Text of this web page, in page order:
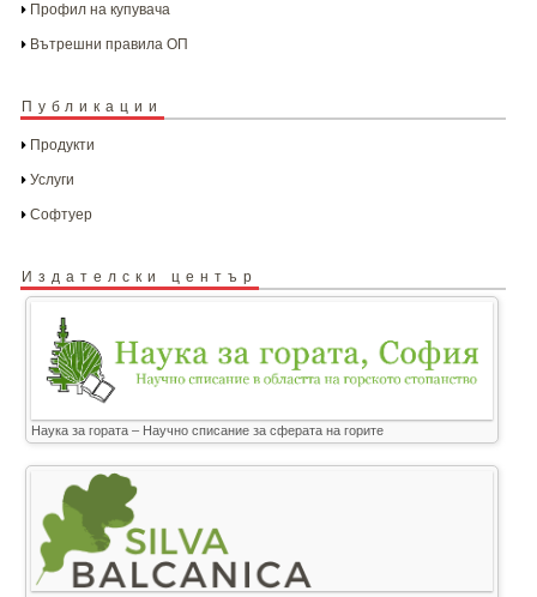
Профил на купувача
Вътрешни правила ОП
Публикации
Продукти
Услуги
Софтуер
Издателски център
Наука за гората – Научно списание за сферата на горите